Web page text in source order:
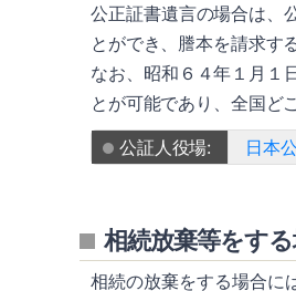
公正証書遺言の場合は、
とができ、謄本を請求す
なお、昭和６４年１月１
とが可能であり、全国ど
公証人役場:
日本
相続放棄等をす
相続の放棄をする場合に